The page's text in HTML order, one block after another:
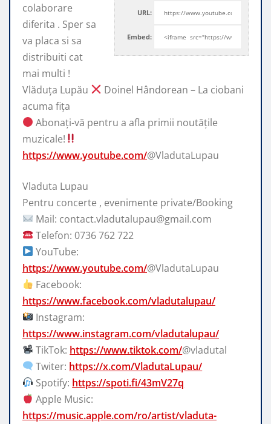
URL:
Embed:
colaborare
diferita . Sper sa
va placa si sa
distribuiti cat
mai multi !
Vlăduța Lupău
Doinel Hândorean – La ciobani
acuma fița
Abonați-vă pentru a afla primii noutățile
muzicale!
https://www.youtube.com/@VladutaLupau
Vladuta Lupau
Pentru concerte , evenimente private/Booking
Mail: contact.vladutalupau@gmail.com
Telefon: 0736 762 722
YouTube:
https://www.youtube.com/@VladutaLupau
Facebook:
https://www.facebook.com/vladutalupau/
Instagram:
https://www.instagram.com/vladutalupau/
TikTok: https://www.tiktok.com/@vladutal
Twiter: https://x.com/VladutaLupau/
Spotify: https://spoti.fi/43mV27q
Apple Music:
https://music.apple.com/ro/artist/vladuta-